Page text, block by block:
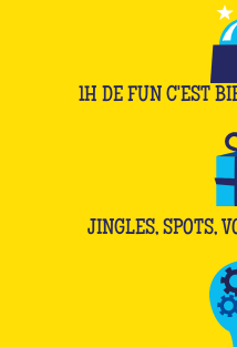
1H DE FUN C'EST
JINGLES, SPOTS,